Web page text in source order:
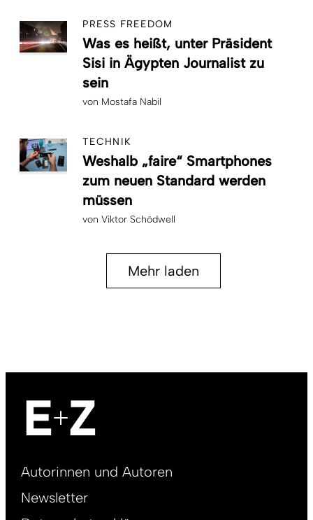
PRESS FREEDOM
Was es heißt, unter Präsident
Sisi in Ägypten Journalist zu
sein
von Mostafa Nabil
TECHNIK
Weshalb „faire“ Smartphones
zum neuen Standard werden
müssen
von Viktor Schödwell
Mehr laden
Footer
DE
Autorinnen und Autoren
Newsletter